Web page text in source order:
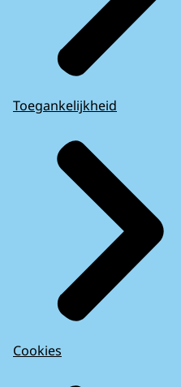
Toegankelijkheid
Cookies